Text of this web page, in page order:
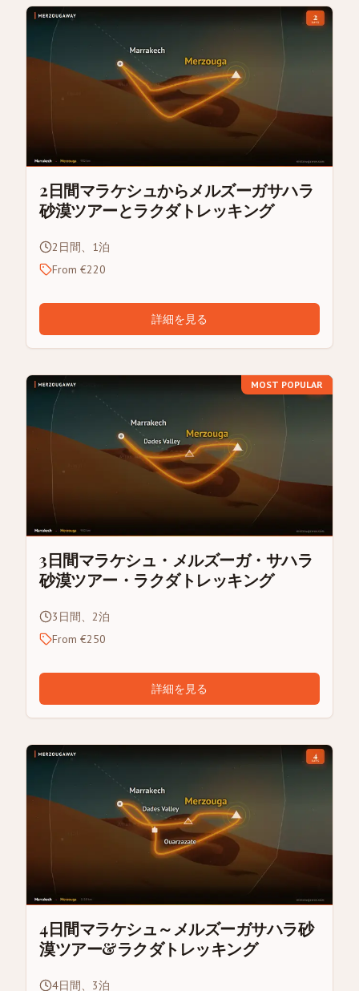
2日間マラケシュからメルズーガサハラ
砂漠ツアーとラクダトレッキング
2日間、1泊
From €220
詳細を見る
MOST POPULAR
3日間マラケシュ・メルズーガ・サハラ
砂漠ツアー・ラクダトレッキング
3日間、2泊
From €250
詳細を見る
4日間マラケシュ～メルズーガサハラ砂
漠ツアー&ラクダトレッキング
4日間、3泊